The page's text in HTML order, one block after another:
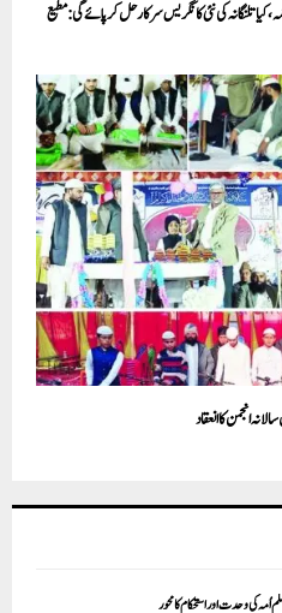
تلنگانہ کی نئی کانگریس سرکار حل کر پائے گی:مطیع
انجمن کا انعقاد
کی وحدت اور استحکام کا محور